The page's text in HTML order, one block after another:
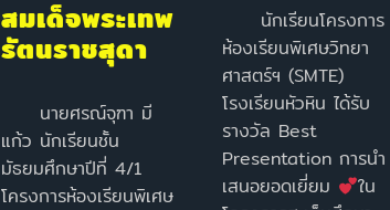
สมเด็จพระเทพ
รัตนราชสุดา
นายศรณ์จุฑา มี
แก้ว นักเรียนชั้น
มัธยมศึกษาปีที่ 4/1
โครงการห้องเรียนพิเศษ
นักเรียนโครงการ
ห้องเรียนพิเศษวิทยา
ศาสตร์ฯ (SMTE)
โรงเรียนหัวหิน ได้รับ
รางวัล Best
Presentation การนำ
เสนอยอดเยี่ยม
ใน